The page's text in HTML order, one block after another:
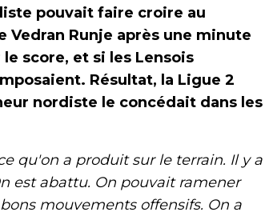
pouvait faire croire au
Runje après une minute
score, et si les Lensois
Résultat, la Ligue 2
nordiste le concédait dans les
qu'on a produit sur le terrain. Il y a
est abattu. On pouvait ramener
mouvements offensifs. On a